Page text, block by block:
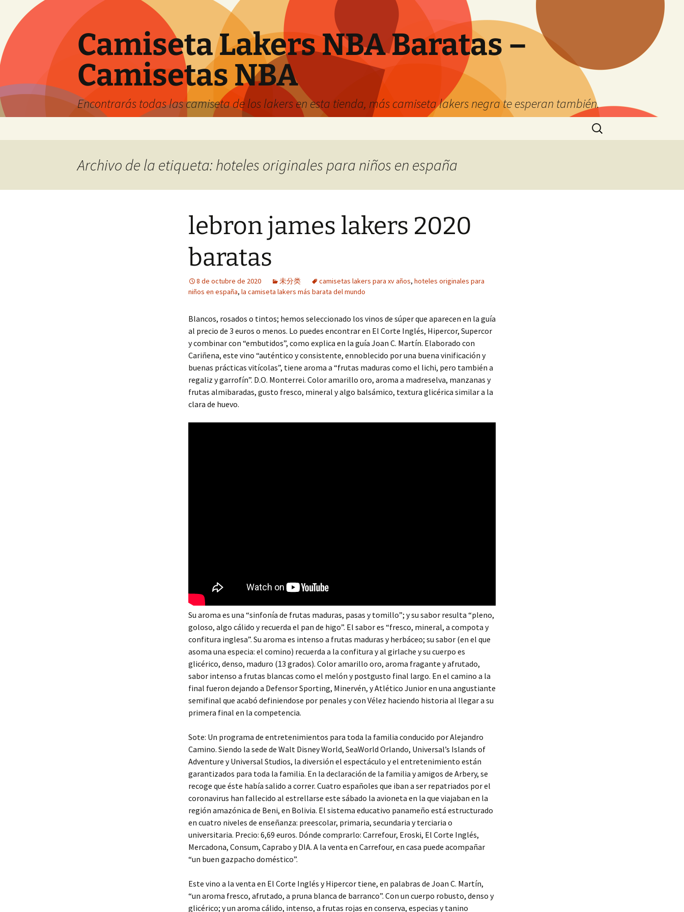
Camiseta Lakers NBA Baratas –
Camisetas NBA
Encontrarás todas las camiseta de los lakers en esta tienda, más camiseta lakers negra te esperan también.
Buscar:
Archivo de la etiqueta: hoteles originales para niños en españa
lebron james lakers 2020
baratas
8 de octubre de 2020 未分类 camisetas lakers para xv años, hoteles originales para
niños en españa, la camiseta lakers más barata del mundo
Blancos, rosados o tintos; hemos seleccionado los vinos de súper que aparecen en la guía
al precio de 3 euros o menos. Lo puedes encontrar en El Corte Inglés, Hipercor, Supercor
y combinar con “embutidos”, como explica en la guía Joan C. Martín. Elaborado con
Cariñena, este vino “auténtico y consistente, ennoblecido por una buena vinificación y
buenas prácticas vitícolas”, tiene aroma a “frutas maduras como el lichi, pero también a
regaliz y garrofín”. D.O. Monterrei. Color amarillo oro, aroma a madreselva, manzanas y
frutas almibaradas, gusto fresco, mineral y algo balsámico, textura glicérica similar a la
clara de huevo.
Su aroma es una “sinfonía de frutas maduras, pasas y tomillo”; y su sabor resulta “pleno,
goloso, algo cálido y recuerda el pan de higo”. El sabor es “fresco, mineral, a compota y
confitura inglesa”. Su aroma es intenso a frutas maduras y herbáceo; su sabor (en el que
asoma una especia: el comino) recuerda a la confitura y al girlache y su cuerpo es
glicérico, denso, maduro (13 grados). Color amarillo oro, aroma fragante y afrutado,
sabor intenso a frutas blancas como el melón y postgusto final largo. En el camino a la
final fueron dejando a Defensor Sporting, Minervén, y Atlético Junior en una angustiante
semifinal que acabó definiendose por penales y con Vélez haciendo historia al llegar a su
primera final en la competencia.
Sote: Un programa de entretenimientos para toda la familia conducido por Alejandro
Camino. Siendo la sede de Walt Disney World, SeaWorld Orlando, Universal’s Islands of
Adventure y Universal Studios, la diversión el espectáculo y el entretenimiento están
garantizados para toda la familia. En la declaración de la familia y amigos de Arbery, se
recoge que éste había salido a correr. Cuatro españoles que iban a ser repatriados por el
coronavirus han fallecido al estrellarse este sábado la avioneta en la que viajaban en la
región amazónica de Beni, en Bolivia. El sistema educativo panameño está estructurado
en cuatro niveles de enseñanza: preescolar, primaria, secundaria y terciaria o
universitaria. Precio: 6,69 euros. Dónde comprarlo: Carrefour, Eroski, El Corte Inglés,
Mercadona, Consum, Caprabo y DIA. A la venta en Carrefour, en casa puede acompañar
“un buen gazpacho doméstico”.
Este vino a la venta en El Corte Inglés y Hipercor tiene, en palabras de Joan C. Martín,
“un aroma fresco, afrutado, a pruna blanca de barranco”. Con un cuerpo robusto, denso y
glicérico; y un aroma cálido, intenso, a frutas rojas en conserva, especias y tanino